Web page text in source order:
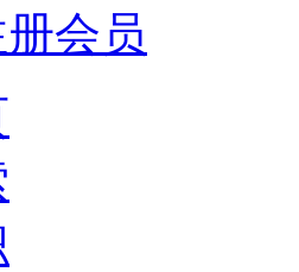
会员